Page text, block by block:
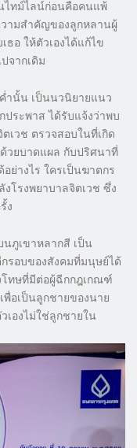
ไทม์ไลน์ก่อนคือคนแพ้
วามสำคัญของลูกหลานผู้
อ ให้ตัวเองได้แก้ไข
จากเดิม
ำนั้น เป็นนวนิยายแนว
ประพาส ได้รับแจ้งว่าพบ
เวช ตรวจสอบในที่เกิด
ด้วยบาดแผล กับปริศนาที่
ย่างไร ใครเป็นฆาตกร
งโรงพยาบาลจิตเวช ซึ่ง
ง
นภูเขาหลากสี เป็น
กรอบของสังคมที่มนุษย์ได้
โทษที่มีต่อผู้ฉีกกฎเกณฑ์
พื่อเป็นลูกชายของนาย
เองไม่ใช่ลูกชายใน